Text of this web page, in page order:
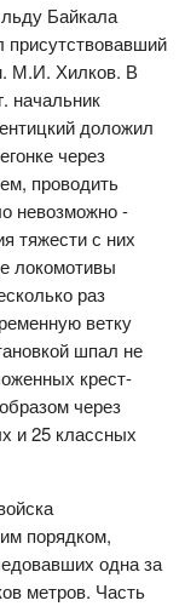
Байкала
присутствовавший
М.И. Хилков. В
начальник
доложил
через
проводить
невозможно -
тяжести с них
локомотивы
раз
ветку
шпал не
крест-
через
и 25 классных
порядком,
одна за
метров. Часть